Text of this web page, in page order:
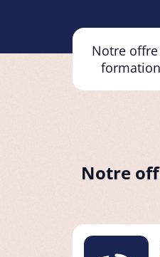
Notre
Notre